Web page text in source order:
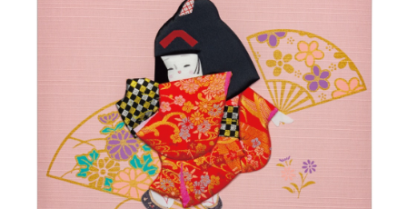
フエルアルバムおめでとうの言葉に添えて贈るこ
メーカー希望小売価格：
¥11,100+ 税
和風のデザインで誕生祝いにぴったりの誕生用フエルアルバム